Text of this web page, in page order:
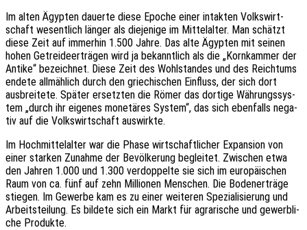
Im alten Ägyp­ten dauer­te diese Epoche einer intak­ten Volks­wirt­
schaft wesent­lich länger als dieje­ni­ge im Mittel­al­ter. Man schätzt
diese Zeit auf immer­hin 1.500 Jahre. Das alte Ägyp­ten mit seinen
hohen Getrei­de­er­trä­gen wird ja bekannt­lich als die „Korn­kam­mer der
Antike“ bezeich­net. Diese Zeit des Wohl­stan­des und des Reich­tums
endete allmäh­lich durch den grie­chi­schen Einfluss, der sich dort
ausbrei­te­te. Später ersetz­ten die Römer das dorti­ge Währungs­sys­
tem „durch ihr eige­nes mone­tä­res System“, das sich eben­falls nega­
tiv auf die Volks­wirt­schaft auswirkte.
Im Hoch­mit­tel­al­ter war die Phase wirt­schaft­li­cher Expan­si­on von
einer star­ken Zunah­me der Bevöl­ke­rung beglei­tet. Zwischen etwa
den Jahren 1.000 und 1.300 verdop­pel­te sie sich im euro­päi­schen
Raum von ca. fünf auf zehn Millio­nen Menschen. Die Boden­er­trä­ge
stie­gen. Im Gewer­be kam es zu einer weite­ren Spezia­li­sie­rung und
Arbeits­tei­lung. Es bilde­te sich ein Markt für agra­ri­sche und gewerb­li­
che Produkte.